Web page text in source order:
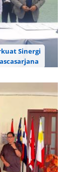
Sinergi
Transportasi
penguatan
rangkaian